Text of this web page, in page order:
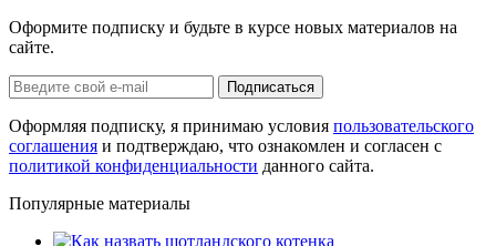
Оформите подписку и будьте в курсе новых материалов на
сайте.
Оформляя подписку, я принимаю условия пользовательского
соглашения и подтверждаю, что ознакомлен и согласен с
политикой конфиденциальности данного сайта.
Популярные материалы